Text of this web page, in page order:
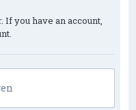
If you have an account,